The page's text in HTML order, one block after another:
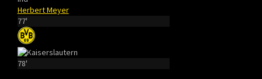
Herbert Meyer
77'
78'